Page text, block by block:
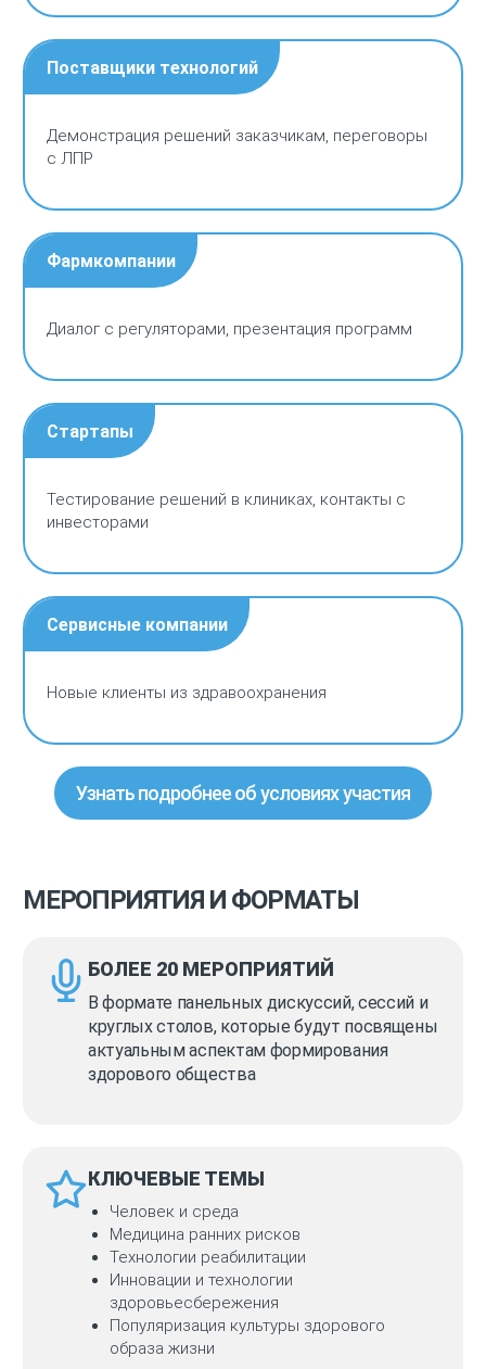
Поставщики технологий
Демонстрация решений заказчикам, переговоры
с ЛПР
Фармкомпании
Диалог с регуляторами, презентация программ
Стартапы
Тестирование решений в клиниках, контакты с
инвесторами
Сервисные компании
Новые клиенты из здравоохранения
Узнать подробнее об условиях участия
МЕРОПРИЯТИЯ И ФОРМАТЫ
БОЛЕЕ 20 МЕРОПРИЯТИЙ
В формате панельных дискуссий, сессий и
круглых столов, которые будут посвящены
актуальным аспектам формирования
здорового общества
КЛЮЧЕВЫЕ ТЕМЫ
Человек и среда
Медицина ранних рисков
Технологии реабилитации
Инновации и технологии
здоровьесбережения
Популяризация культуры здорового
образа жизни